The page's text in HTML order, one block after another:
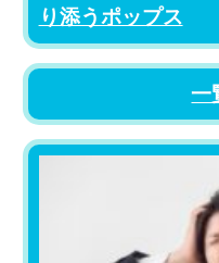
り添うポップス
一